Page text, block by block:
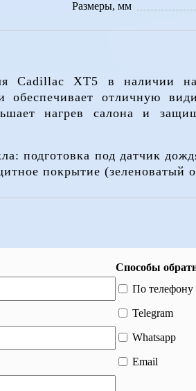
Размеры, мм
Cadillac XT5 в наличии на
обеспечивает отличную
нагрев салона и
подготовка под датчик
покрытие (зеленоватый
Способы
По телефону
Telegram
Whatsapp
Email